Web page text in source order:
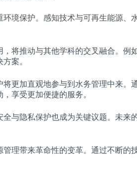
环境保护。感知技术与可再生能源、
，将推动与其他学科的交叉融合。例
案。
将更加直观地参与到水务管理中来。
享受更加便捷的服务。
全与隐私保护也成为关键议题。未来
理带来革命性的变革。通过不断的